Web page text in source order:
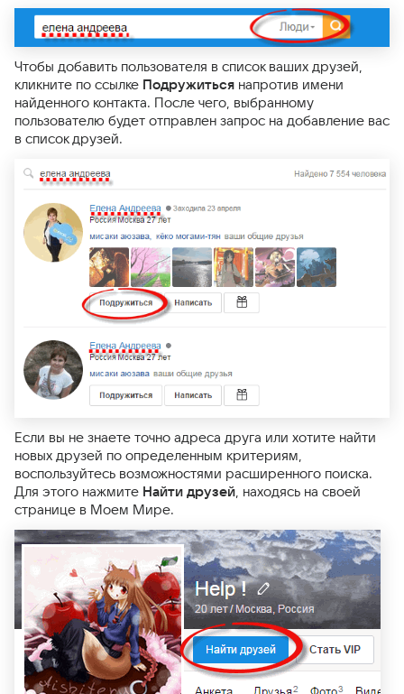
Чтобы добавить пользователя в список ваших друзей,
кликните по ссылке Подружиться напротив имени
найденного контакта. После чего, выбранному
пользователю будет отправлен запрос на добавление вас
в список друзей.
Если вы не знаете точно адреса друга или хотите найти
новых друзей по определенным критериям,
воспользуйтесь возможностями расширенного поиска.
Для этого нажмите Найти друзей, находясь на своей
странице в Моем Мире.